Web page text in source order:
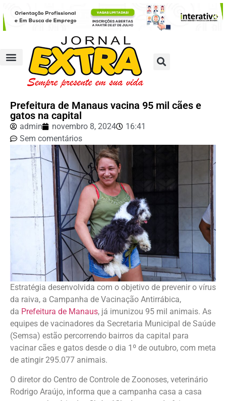
Prefeitura de Manaus vacina 95 mil cães e
gatos na capital
admin novembro 8, 2024
16:41
Sem comentários
Estratégia desenvolvida com o objetivo de prevenir o vírus
da raiva, a Campanha de Vacinação Antirrábica,
da Prefeitura de Manaus, já imunizou 95 mil animais. As
equipes de vacinadores da Secretaria Municipal de Saúde
(Semsa) estão percorrendo bairros da capital para
vacinar cães e gatos desde o dia 1º de outubro, com meta
de atingir 295.077 animais.
O diretor do Centro de Controle de Zoonoses, veterinário
Rodrigo Araújo, informa que a campanha casa a casa